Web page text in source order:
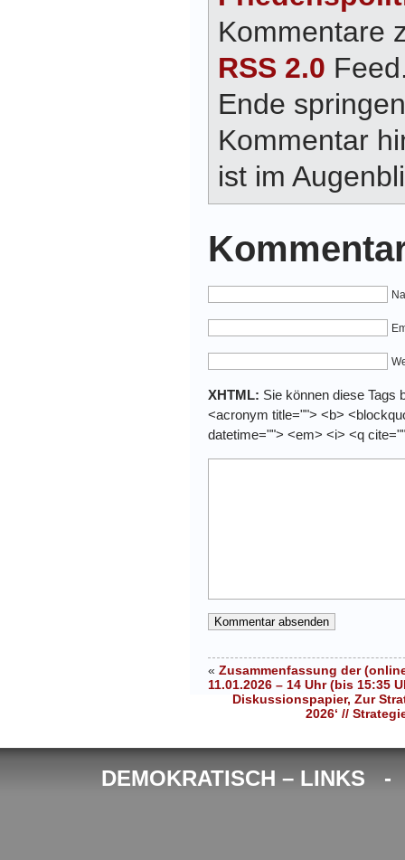
Kommentare
RSS 2.0
Ende
Kommentar
ist im
XHTML: Sie können diese Tags
<acronym title=""> <b>
datetime=""> <em> <i> <q
« Zusammenfassung der
11.01.2026 – 14 Uhr (bis 15:35
Diskussionspapier, Zur
2026‘ //
DEMOKRATISCH – LINKS